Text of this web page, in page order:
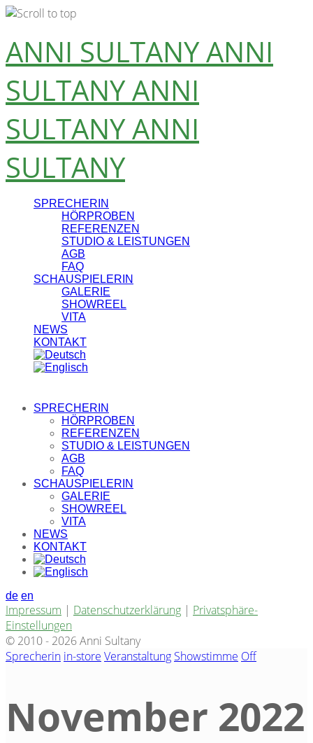
Skip
to
content
ANNI SULTANYANNI
SULTANYANNI
SULTANYANNI
SULTANY
SPRECHERIN
HÖRPROBEN
REFERENZEN
STUDIO & LEISTUNGEN
AGB
FAQ
SCHAUSPIELERIN
GALERIE
SHOWREEL
VITA
NEWS
KONTAKT
SPRECHERIN
HÖRPROBEN
REFERENZEN
STUDIO & LEISTUNGEN
AGB
FAQ
SCHAUSPIELERIN
GALERIE
SHOWREEL
VITA
NEWS
KONTAKT
de en
Impressum | Datenschutzerklärung | Privatsphäre-
Einstellungen
© 2010 - 2026 Anni Sultany
Sprecherin in-store Veranstaltung Showstimme Off
November 2022